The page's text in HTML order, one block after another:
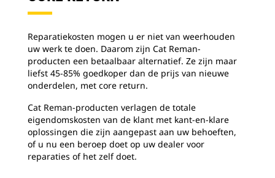
Reparatiekosten mogen u er niet van weerhouden
uw werk te doen. Daarom zijn Cat Reman-
producten een betaalbaar alternatief. Ze zijn maar
liefst 45-85% goedkoper dan de prijs van nieuwe
onderdelen, met core return.
Cat Reman-producten verlagen de totale
eigendomskosten van de klant met kant-en-klare
oplossingen die zijn aangepast aan uw behoeften,
of u nu een beroep doet op uw dealer voor
reparaties of het zelf doet.